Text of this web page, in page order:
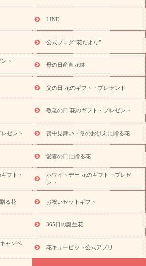
の誕生花(リンドウ)
当日配達特急便 お祝い商品一覧
い 退院祝い・快気祝い
ペットのお祝いフラワー
お供え・お悔やみの花
四十九日法要以
ー
ペットのお供えフラワー
お盆（新
お祝い返し お見舞い
お取り寄せギフト
観葉植物 ミディ胡蝶蘭
プリザーブ
ら探す アレンジメント 花束
スタ
え・お悔やみ 胡蝶蘭 胡蝶蘭・花鉢
ディ胡蝶蘭・お供え
世界初の青色胡蝶蘭
産直多肉植物
プリザーブドフラワー
み 花とセットギフト
セミオーダー
ハナモア-）
花とみどりのeギフト
カラー ピンク イエローオレンジ
レッ
トルコキキョウ
円～ お祝い・4000円～
お祝い・
円～ お祝い・ 10000円～
お供え・お
LINE
公式ブログ“花だより”
ト
母の日産直花鉢
父の日 花のギフト・プレゼント
敬老の日 花のギフト・プレゼント
ゼント 喪中見舞い・冬のお供えに贈る花
愛妻の日に贈る花
フト・
ホワイトデー 花のギフト・プレゼ
ント
る花 お祝いセットギフト
365日の誕生花
ャンペ
花キューピット公式アプリ